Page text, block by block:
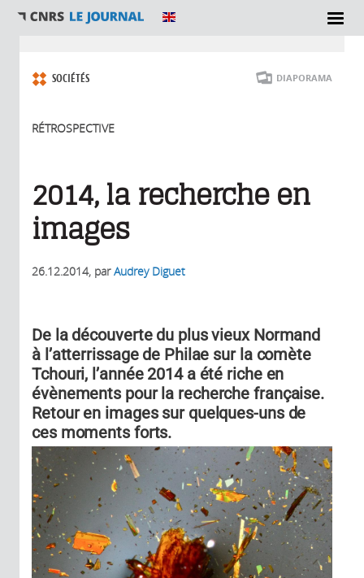
DIAPORAMA
SOCIÉTÉS
RÉTROSPECTIVE
2014, la recherche en
images
26.12.2014, parAudrey Diguet
De la découverte du plus vieux Normand
à l’atterrissage de Philae sur la comète
Tchouri, l’année 2014 a été riche en
évènements pour la recherche française.
Retour en images sur quelques-uns de
ces moments forts.